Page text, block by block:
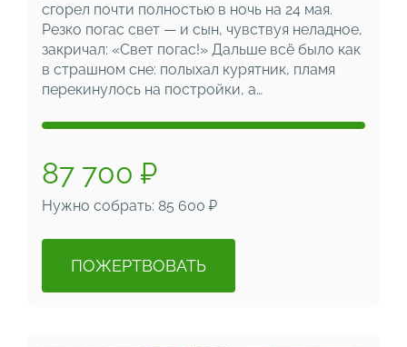
сгорел почти полностью в ночь на 24 мая.
Резко погас свет — и сын, чувствуя неладное,
закричал: «Свет погас!» Дальше всё было как
в страшном сне: полыхал курятник, пламя
перекинулось на постройки, а…
87 700 ₽
Нужно собрать: 85 600 ₽
ПОЖЕРТВОВАТЬ